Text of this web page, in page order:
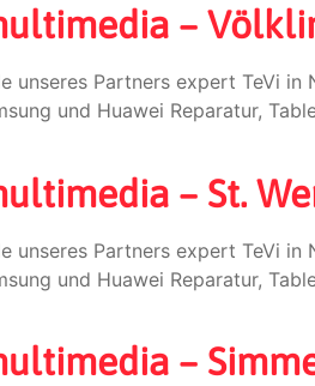
–
unseres Partners expert TeVi
und Huawei Reparatur,
– St.
unseres Partners expert TeVi
und Huawei Reparatur,
–